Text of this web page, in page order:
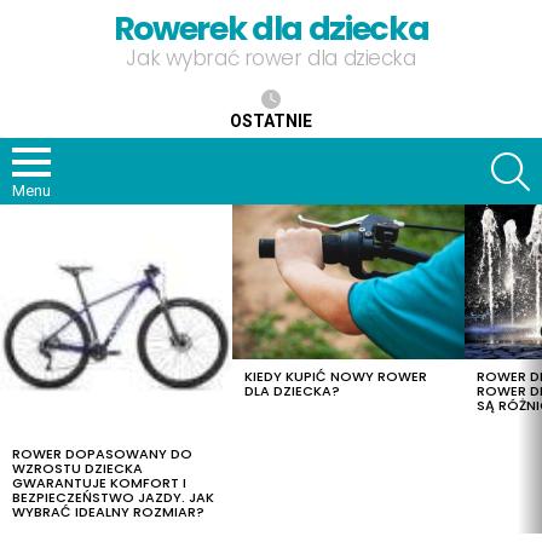
Rowerek dla dziecka
Jak wybrać rower dla dziecka
OSTATNIE
Menu
ROWER DOPASOWANY DO
WZROSTU DZIECKA
GWARANTUJE KOMFORT I
BEZPIECZEŃSTWO JAZDY. JAK
WYBRAĆ IDEALNY ROZMIAR?
KIEDY KUPIĆ NOWY ROWER
DLA DZIECKA?
ROWER
ROWER
SĄ